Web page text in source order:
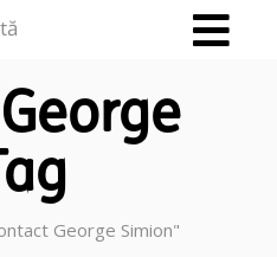
George Simion"